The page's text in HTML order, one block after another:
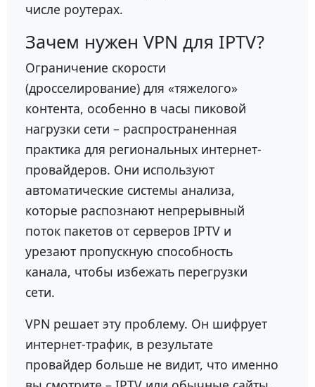
числе роутерах.
Зачем нужен VPN для IPTV?
Ограничение скорости
(дросселирование) для «тяжелого»
контента, особенно в часы пиковой
нагрузки сети – распространенная
практика для региональных интернет-
провайдеров. Они используют
автоматические системы анализа,
которые распознают непрерывный
поток пакетов от серверов IPTV и
урезают пропускную способность
канала, чтобы избежать перегрузки
сети.
VPN решает эту проблему. Он шифрует
интернет-трафик, в результате
провайдер больше не видит, что именно